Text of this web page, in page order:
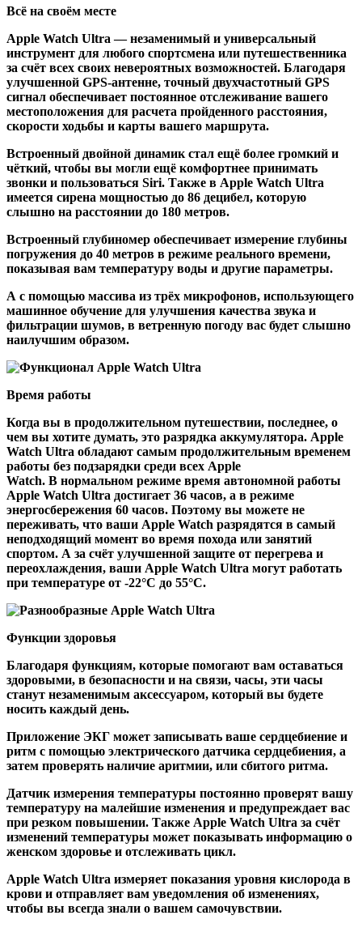
Всё на своём месте
Apple Watch Ultra — незаменимый и универсальный
инструмент для любого спортсмена или путешественника
за счёт всех своих невероятных возможностей. Благодаря
улучшенной GPS-антенне, точный двухчастотный GPS
сигнал обеспечивает постоянное отслеживание вашего
местоположения для расчета пройденного расстояния,
скорости ходьбы и карты вашего маршрута.
Встроенный двойной динамик стал ещё более громкий и
чёткий, чтобы вы могли ещё комфортнее принимать
звонки и пользоваться Siri. Также в Apple Watch Ultra
имеется сирена мощностью до 86 децибел, которую
слышно на расстоянии до 180 метров.
Встроенный глубиномер обеспечивает измерение глубины
погружения до 40 метров в режиме реального времени,
показывая вам температуру воды и другие параметры.
А с помощью массива из трёх микрофонов, использующего
машинное обучение для улучшения качества звука и
фильтрации шумов, в ветренную погоду вас будет слышно
наилучшим образом.
Время работы
Когда вы в продолжительном путешествии, последнее, о
чем вы хотите думать, это разрядка аккумулятора. Apple
Watch Ultra обладают самым продолжительным временем
работы без подзарядки среди всех Apple
Watch. В нормальном режиме время автономной работы
Apple Watch Ultra достигает 36 часов, а в режиме
энергосбережения 60 часов. Поэтому вы можете не
переживать, что ваши Apple Watch разрядятся в самый
неподходящий момент во время похода или занятий
спортом. А за счёт улучшенной защите от перегрева и
переохлаждения, ваши Apple Watch Ultra могут работать
при температуре от -22°С до 55°С.
Функции здоровья
Благодаря функциям, которые помогают вам оставаться
здоровыми, в безопасности и на связи, часы, эти часы
станут незаменимым аксессуаром, который вы будете
носить каждый день.
Приложение ЭКГ может записывать ваше сердцебиение и
ритм с помощью электрического датчика сердцебиения, а
затем проверять наличие аритмии, или сбитого ритма.
Датчик измерения температуры постоянно проверят вашу
температуру на малейшие изменения и предупреждает вас
при резком повышении. Также Apple Watch Ultra за счёт
изменений температуры может показывать информацию о
женском здоровье и отслеживать цикл.
Apple Watch Ultra измеряет показания уровня кислорода в
крови и отправляет вам уведомления об изменениях,
чтобы вы всегда знали о вашем самочувствии.